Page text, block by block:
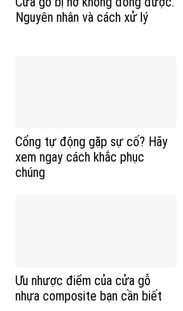
Nguyên nhân và cách xử lý
Cổng tự động gặp sự cố? Hãy
xem ngay cách khắc phục
chúng
Ưu nhược điểm của cửa gỗ
nhựa composite bạn cần biết